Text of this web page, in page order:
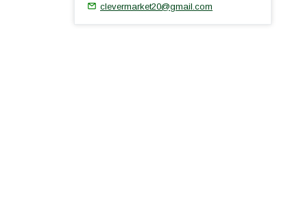
clevermarket20@gmail.com